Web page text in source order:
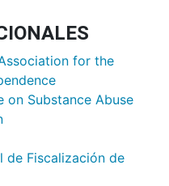
for the
on Substance Abuse
de Fiscalización de